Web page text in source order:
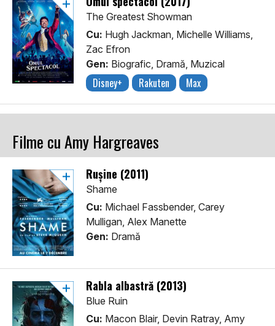
The Greatest Showman
Cu: Hugh Jackman, Michelle Williams,
Zac Efron
Gen: Biografic, Dramă, Muzical
Disney+ Rakuten Max
Filme cu Amy Hargreaves
Rușine (2011)
Shame
Cu: Michael Fassbender, Carey
Mulligan, Alex Manette
Gen: Dramă
Rabla albastră (2013)
Blue Ruin
Cu: Macon Blair, Devin Ratray, Amy